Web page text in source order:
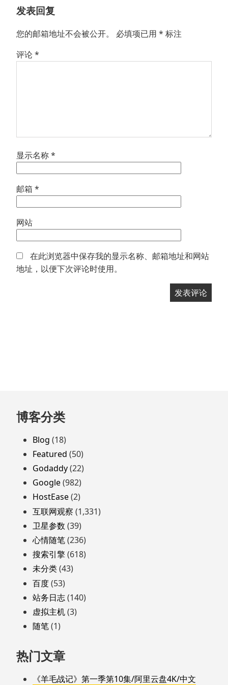
发表回复
您的邮箱地址不会被公开。 必填项已用 * 标注
评论*
显示名称*
邮箱 *
网站
在此浏览器中保存我的显示名称、邮箱地址和网站
地址，以便下次评论时使用。
跳
至
页
脚
博客分类
Blog (18)
Featured (50)
Godaddy(22)
Google(982)
HostEase(2)
互联网观察 (1,331)
卫星参数 (39)
心情随笔(236)
搜索引擎(618)
未分类(43)
百度(53)
站务日志(140)
虚拟主机(3)
随笔(1)
热门文章
《羊毛战记》第一季第10集/阿里云盘4K/中文